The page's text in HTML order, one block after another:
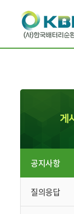
게
공지사항
질의응답